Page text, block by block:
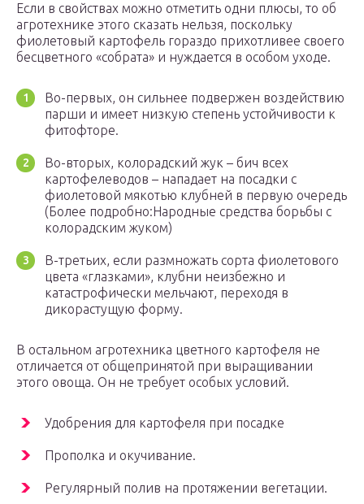
Если в свойствах можно отметить одни плюсы, то об
агротехнике этого сказать нельзя, поскольку
фиолетовый картофель гораздо прихотливее своего
бесцветного «собрата» и нуждается в особом уходе.
Во-первых, он сильнее подвержен воздействию
парши и имеет низкую степень устойчивости к
фитофторе.
Во-вторых, колорадский жук – бич всех
картофелеводов – нападает на посадки с
фиолетовой мякотью клубней в первую очередь
(Более подробно:Народные средства борьбы с
колорадским жуком)
В-третьих, если размножать сорта фиолетового
цвета «глазками», клубни неизбежно и
катастрофически мельчают, переходя в
дикорастущую форму.
В остальном агротехника цветного картофеля не
отличается от общепринятой при выращивании
этого овоща. Он не требует особых условий.
Удобрения для картофеля при посадке
Прополка и окучивание.
Регулярный полив на протяжении вегетации.